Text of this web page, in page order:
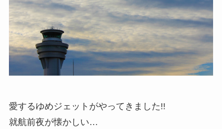
愛するゆめジェットがやってきました!!
就航前夜が懐かしい…